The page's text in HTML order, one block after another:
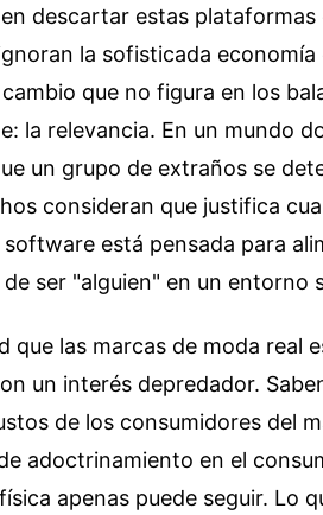
descartar estas
la sofisticada
que no figura en los
la relevancia. En un mundo
un grupo de extraños se
consideran que justifica
está pensada para
ser "alguien" en un
que las marcas de moda real
un interés depredador.
de los consumidores del
adoctrinamiento en el
apenas puede seguir. Lo